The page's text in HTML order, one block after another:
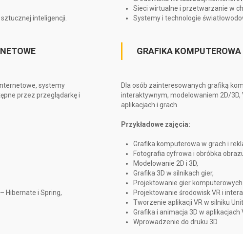
inteligencji.
systemy
przez przeglądarkę i
Hibernate i Spring,
Sieci wirtualne i przetwarzanie w
Systemy i technologie
GRAFIKA
Dla osób zainteresowanych grafiką
interaktywnym, modelowaniem 2D/
aplikacjach i grach.
Przykładowe zajęcia:
Grafika komputerowa w grach i
Fotografia cyfrowa i obróbka
Modelowanie 2D i 3D,
Grafika 3D w silnikach gier,
Projektowanie gier komputerowych
Projektowanie środowisk VR i
Tworzenie aplikacji VR w silniku
Grafika i animacja 3D w aplikacjach
Wprowadzenie do druku 3D.